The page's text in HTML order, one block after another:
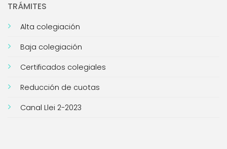
TRÁMITES
Alta colegiación
Baja colegiación
Certificados colegiales
Reducción de cuotas
Canal Llei 2-2023